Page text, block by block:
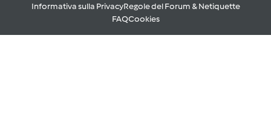
Informativa sulla PrivacyRegole del Forum & Netiquette
FAQCookies